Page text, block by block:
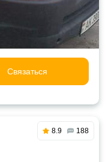
Связаться
8.9 188